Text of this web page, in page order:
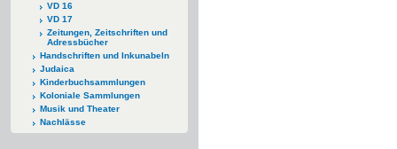
VD 16
VD 17
Zeitungen, Zeitschriften und
Adressbücher
Handschriften und Inkunabeln
Judaica
Kinderbuchsammlungen
Koloniale Sammlungen
Musik und Theater
Nachlässe